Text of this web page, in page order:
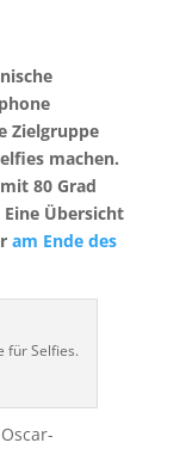
Zielgruppe
machen.
80 Grad
Übersicht
am Ende des
für Selfies.